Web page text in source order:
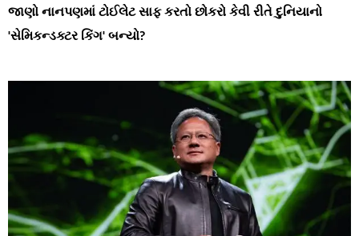
જાણો નાનપણમાં ટોઈલેટ સાફ કરતો છોકરો કેવી રીતે દુનિયાનો
'સેમિકન્ડક્ટર કિંગ' બન્યો?